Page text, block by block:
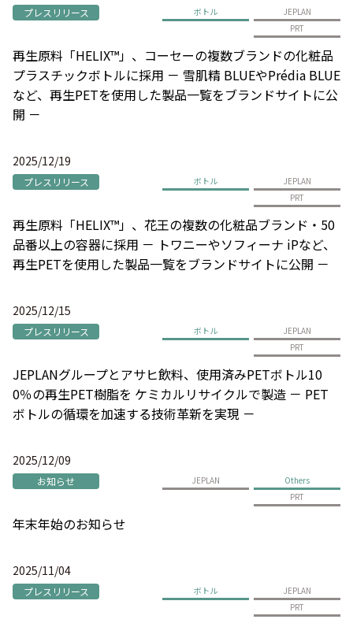
プレスリリース ボトル
JEPLAN
PRT
再生原料「HELIX™」、コーセーの複数ブランドの化粧品
プラスチックボトルに採用 － 雪肌精 BLUEやPrédia BLUE
など、再生PETを使用した製品一覧をブランドサイトに公
開 －
2025/12/19
プレスリリース ボトル
JEPLAN
PRT
再生原料「HELIX™」、花王の複数の化粧品ブランド・50
品番以上の容器に採用 － トワニーやソフィーナ iPなど、
再生PETを使用した製品一覧をブランドサイトに公開 －
2025/12/15
プレスリリース ボトル
JEPLAN
PRT
JEPLANグループとアサヒ飲料、使用済みPETボトル10
0％の再生PET樹脂を ケミカルリサイクルで製造 － PET
ボトルの循環を加速する技術革新を実現 －
2025/12/09
お知らせ JEPLAN
Others
PRT
年末年始のお知らせ
2025/11/04
プレスリリース ボトル
JEPLAN
PRT